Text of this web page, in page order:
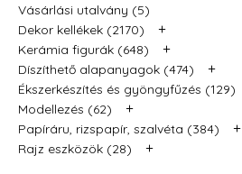
Vásárlási utalvány (5)
Dekor kellékek (2170)
+
Kerámia figurák (648) +
Díszíthető alapanyagok (474) +
Ékszerkészítés és gyöngyfűzés (129)
Modellezés (62) +
Papíráru, rizspapír, szalvéta (384) +
Rajz eszközök (28) +